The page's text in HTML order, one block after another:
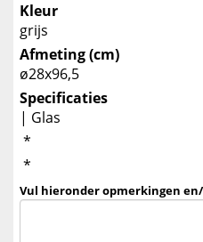
Kleur
grijs
Afmeting (cm)
ø28x96,5
Specificaties
| Glas
*
*
Vul hieronder opmerkingen